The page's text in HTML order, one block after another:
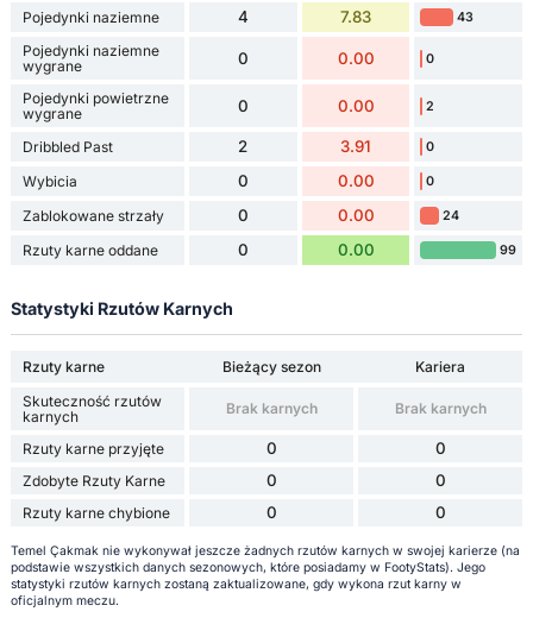
Pojedynki naziemne 4 7.83 43
Pojedynki naziemne
wygrane
0 0.00 0
Pojedynki powietrzne
wygrane
0 0.00 2
Dribbled Past 2 3.91 0
Wybicia 0 0.00 0
Zablokowane strzały 0 0.00 24
Rzuty karne oddane 0 0.00 99
Statystyki Rzutów Karnych
Rzuty karne Bieżący sezon
Kariera
Skuteczność rzutów
karnych
Brak karnych Brak karnych
Rzuty karne przyjęte 0 0
Zdobyte Rzuty Karne 0 0
Rzuty karne chybione 0 0
Temel Çakmak nie wykonywał jeszcze żadnych rzutów karnych w swojej karierze (na
podstawie wszystkich danych sezonowych, które posiadamy w FootyStats). Jego
statystyki rzutów karnych zostaną zaktualizowane, gdy wykona rzut karny w
oficjalnym meczu.